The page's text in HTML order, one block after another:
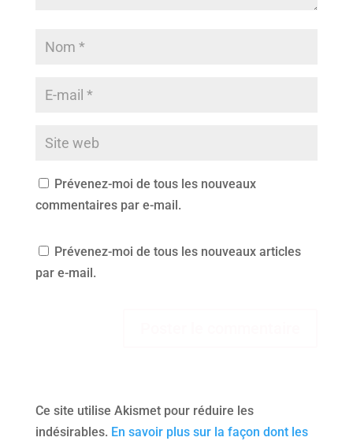
Prévenez-moi de tous les nouveaux
commentaires par e-mail.
Prévenez-moi de tous les nouveaux articles
par e-mail.
Ce site utilise Akismet pour réduire les
indésirables. En savoir plus sur la façon dont les